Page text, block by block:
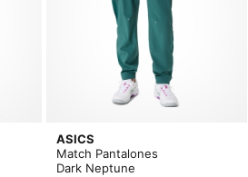
ASICS
Match Pantalones
Dark Neptune